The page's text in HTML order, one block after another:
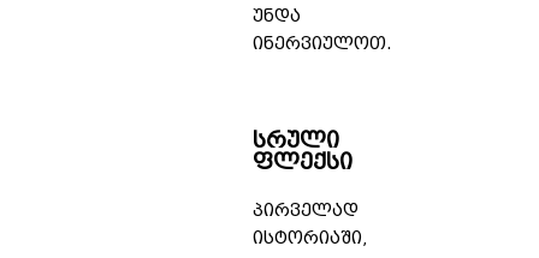
უნდა
ინერვიულოთ.
სრული
ფლექსი
პირველად
ისტორიაში,